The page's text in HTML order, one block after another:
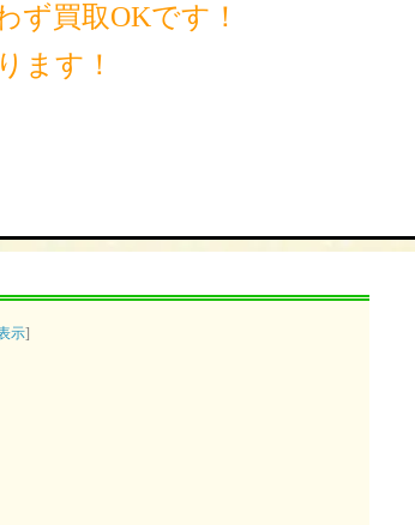
ず買取OKです！
ます！
示]